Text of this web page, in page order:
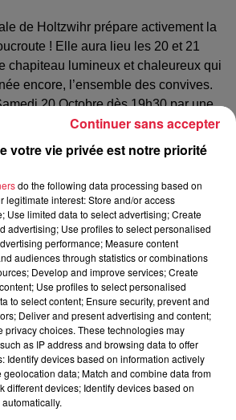
de Holtzwihr prépare activement la
! Elle aura lieu les 20 et 21
chapiteau lumineux et chaleureux qui
encore, l’ensemble des convives.
20 Octobre dès 19h30 par une
mélodies de l’orchestre «
menus seront proposés aux
tarte aux fruits ou glace et café
saumon sur lit de choucroute, tarte aux
(17€) - Munstiflette et salade verte,
et café (13€) Dimanche, la messe se
à 10h30. Il sera possible de
le chapiteau chauffé de la fête. A
trouveront en plus des 3 menus
autres réjouissances, entre autres
choucroute BIO de la Ferme FRIEH
THOMAS et dégustée avec les
Tout au long du week-end, des
seront également disponibles à
13h30, le groupe Folklorique alsacien
Biesheim assurera une animation
votre vie privée est notre priorité
do the following data processing based on
legitimate interest: Store and/or access
Use limited data to select advertising; Create
advertising; Use profiles to select personalised
performance; Measure content
audiences through statistics or combinations
Develop and improve services; Create
Use profiles to select personalised
to select content; Ensure security, prevent and
Deliver and present advertising and content;
privacy choices. These technologies may
as IP address and browsing data to offer
Identify devices based on information actively
data; Match and combine data from
different devices; Identify devices based on
Continuer sans accepter